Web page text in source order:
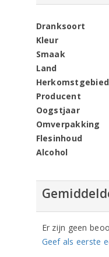
Dranksoort
Kleur
Smaak
Land
Herkomstgebied
Producent
Oogstjaar
Omverpakking
Flesinhoud
Alcohol
Er zijn geen
Geef als eerste